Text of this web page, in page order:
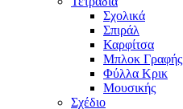
Σχολικά
Σπιράλ
Καρφίτσα
Μπλοκ Γραφής
Φύλλα Κρικ
Μουσικής
Σχέδιο